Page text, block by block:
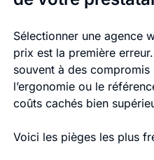
Sélectionner une agence
prix est la première
souvent à des
l’ergonomie ou le
coûts cachés bien
Voici les pièges les plus